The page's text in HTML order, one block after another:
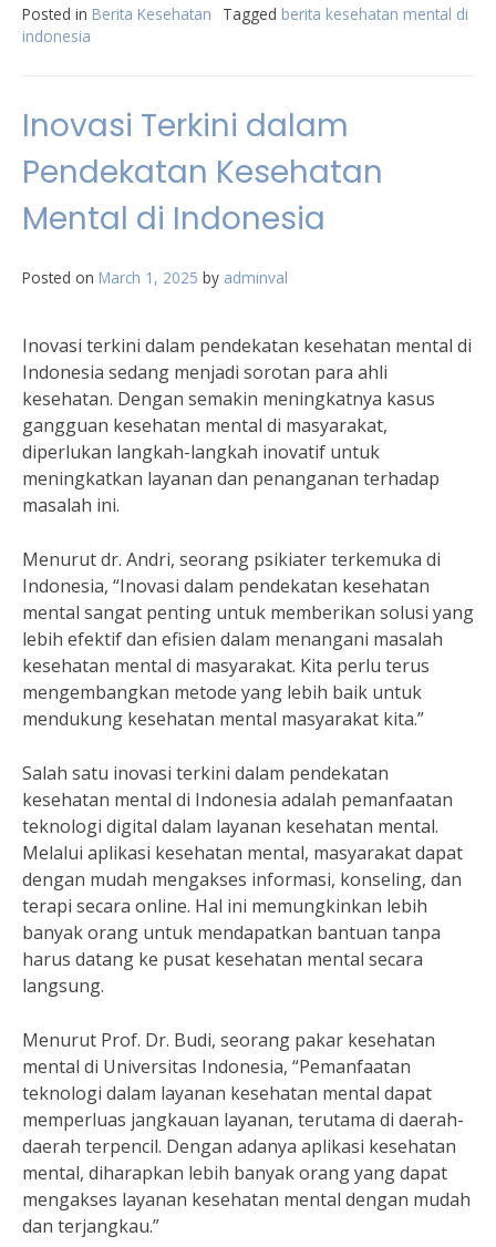
Posted in Berita Kesehatan Tagged berita kesehatan mental di
indonesia
Inovasi Terkini dalam
Pendekatan Kesehatan
Mental di Indonesia
Posted on March 1, 2025 by adminval
Inovasi terkini dalam pendekatan kesehatan mental di
Indonesia sedang menjadi sorotan para ahli
kesehatan. Dengan semakin meningkatnya kasus
gangguan kesehatan mental di masyarakat,
diperlukan langkah-langkah inovatif untuk
meningkatkan layanan dan penanganan terhadap
masalah ini.
Menurut dr. Andri, seorang psikiater terkemuka di
Indonesia, “Inovasi dalam pendekatan kesehatan
mental sangat penting untuk memberikan solusi yang
lebih efektif dan efisien dalam menangani masalah
kesehatan mental di masyarakat. Kita perlu terus
mengembangkan metode yang lebih baik untuk
mendukung kesehatan mental masyarakat kita.”
Salah satu inovasi terkini dalam pendekatan
kesehatan mental di Indonesia adalah pemanfaatan
teknologi digital dalam layanan kesehatan mental.
Melalui aplikasi kesehatan mental, masyarakat dapat
dengan mudah mengakses informasi, konseling, dan
terapi secara online. Hal ini memungkinkan lebih
banyak orang untuk mendapatkan bantuan tanpa
harus datang ke pusat kesehatan mental secara
langsung.
Menurut Prof. Dr. Budi, seorang pakar kesehatan
mental di Universitas Indonesia, “Pemanfaatan
teknologi dalam layanan kesehatan mental dapat
memperluas jangkauan layanan, terutama di daerah-
daerah terpencil. Dengan adanya aplikasi kesehatan
mental, diharapkan lebih banyak orang yang dapat
mengakses layanan kesehatan mental dengan mudah
dan terjangkau.”